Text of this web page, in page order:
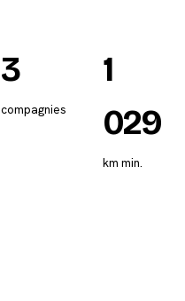
3
compagnies
1
029
km min.